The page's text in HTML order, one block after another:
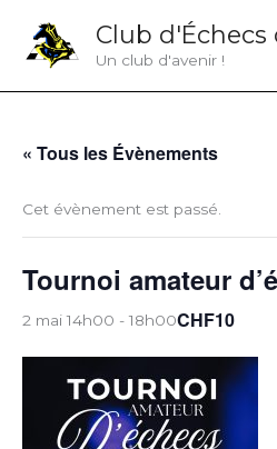
contenu
Club d'Échecs
Un club d'avenir !
« Tous les Évènements
Cet évènement est passé.
Tournoi amateur
2 mai 14h00 -18h00CHF10